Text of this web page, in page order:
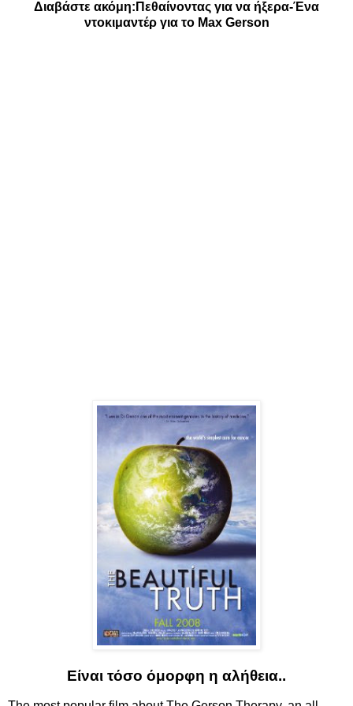
Διαβάστε ακόμη: Πεθαίνοντας για να ήξερα-Ένα
ντοκιμαντέρ για το Max Gerson
Είναι τόσο όμορφη η αλήθεια..